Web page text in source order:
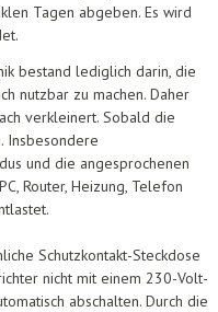
Tagen abgeben. Es wird
bestand lediglich darin, die
nutzbar zu machen. Daher
verkleinert. Sobald die
Insbesondere
und die angesprochenen
Router, Heizung, Telefon
Schutzkontakt-Steckdose
nicht mit einem 230-Volt-
abschalten. Durch die